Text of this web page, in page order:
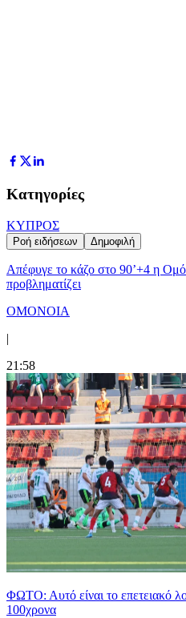
Κατηγορίες
ΚΥΠΡΟΣ
Ροή ειδήσεων Δημοφιλή
Απέφυγε το κάζο στο 90’+4 η
προβληματίζει
ΟΜΟΝΟΙΑ
|
21:58
ΦΩΤΟ: Αυτό είναι το επετειακό
100χρονα